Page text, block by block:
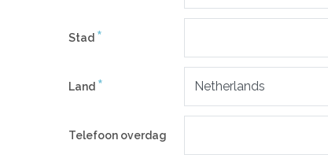
Stad *
Land *
Telefoon overdag